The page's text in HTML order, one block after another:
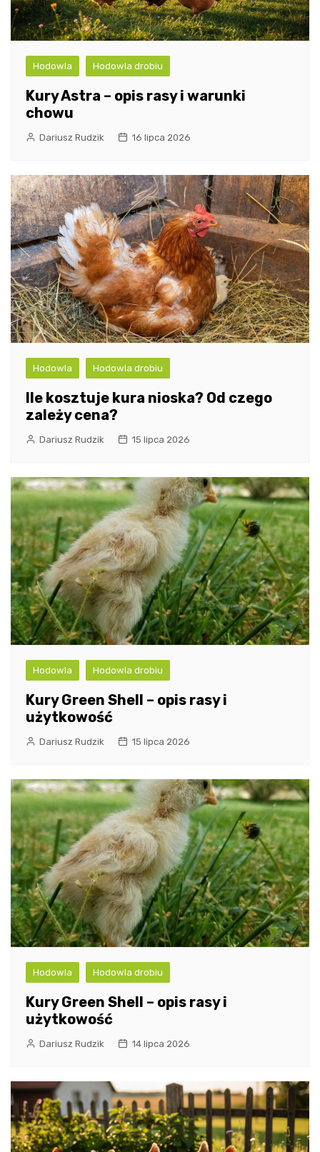
Hodowla Hodowla drobiu
Kury Astra – opis rasy i warunki
chowu
Dariusz Rudzik 16 lipca 2026
Hodowla Hodowla drobiu
Ile kosztuje kura nioska? Od czego
zależy cena?
Dariusz Rudzik 15 lipca 2026
Hodowla Hodowla drobiu
Kury Green Shell – opis rasy i
użytkowość
Dariusz Rudzik 15 lipca 2026
Hodowla Hodowla drobiu
Kury Green Shell – opis rasy i
użytkowość
Dariusz Rudzik 14 lipca 2026